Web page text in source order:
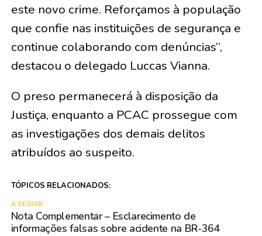
este novo crime. Reforçamos à população
que confie nas instituições de segurança e
continue colaborando com denúncias”,
destacou o delegado Luccas Vianna.
O preso permanecerá à disposição da
Justiça, enquanto a PCAC prossegue com
as investigações dos demais delitos
atribuídos ao suspeito.
TÓPICOS RELACIONADOS:
A SEGUIR
Nota Complementar – Esclarecimento de
informações falsas sobre acidente na BR-364